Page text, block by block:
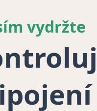
vydržte